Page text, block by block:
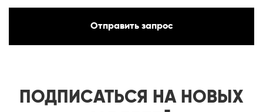
Отправить запрос
ПОДПИСАТЬСЯ НА НОВЫХ